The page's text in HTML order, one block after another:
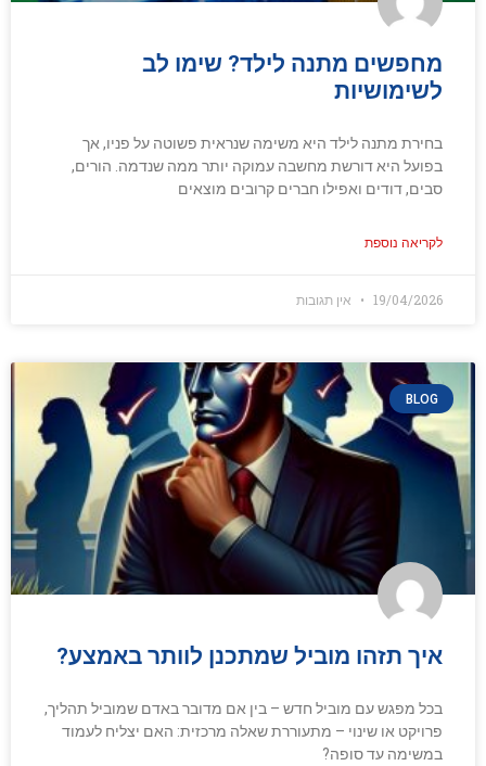
מחפשים מתנה לילד? שימו לב
לשימושיות
בחירת מתנה לילד היא משימה שנראית פשוטה על פניו, אך
בפועל היא דורשת מחשבה עמוקה יותר ממה שנדמה. הורים,
סבים, דודים ואפילו חברים קרובים מוצאים
לקריאה נוספת
19/04/2026 אין תגובות
BLOG
איך תזהו מוביל שמתכנן לוותר באמצע?
בכל מפגש עם מוביל חדש – בין אם מדובר באדם שמוביל תהליך,
פרויקט או שינוי – מתעוררת שאלה מרכזית: האם יצליח לעמוד
במשימה עד סופה?